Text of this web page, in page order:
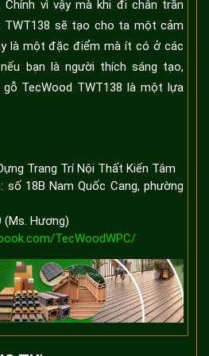
vì vậy mà khi đi chân trần
sẽ tạo cho ta một cảm
là một đặc điểm mà ít có ở các
bạn là người thích sáng tạo,
TecWood TWT138 là một lựa
Trang Trí Nội Thất Kiến Tâm
số 18B Nam Quốc Cang, phường
(Ms. Hương)
TecWoodWPC/